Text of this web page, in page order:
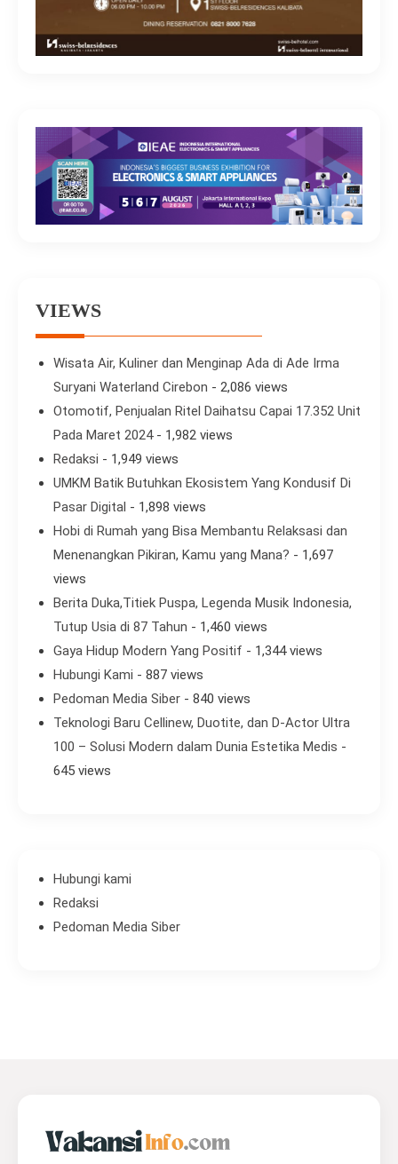
VIEWS
Wisata Air, Kuliner dan Menginap Ada di Ade Irma
Suryani Waterland Cirebon - 2,086 views
Otomotif, Penjualan Ritel Daihatsu Capai 17.352 Unit
Pada Maret 2024- 1,982 views
Redaksi - 1,949 views
UMKM Batik Butuhkan Ekosistem Yang Kondusif Di
Pasar Digital - 1,898 views
Hobi di Rumah yang Bisa Membantu Relaksasi dan
Menenangkan Pikiran, Kamu yang Mana? - 1,697
views
Berita Duka,Titiek Puspa, Legenda Musik Indonesia,
Tutup Usia di 87 Tahun - 1,460 views
Gaya Hidup Modern Yang Positif - 1,344 views
Hubungi Kami - 887 views
Pedoman Media Siber - 840 views
Teknologi Baru Cellinew, Duotite, dan D-Actor Ultra
100 – Solusi Modern dalam Dunia Estetika Medis -
645 views
Hubungi kami
Redaksi
Pedoman Media Siber